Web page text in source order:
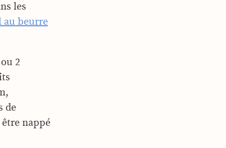
les
au beurre
2
de
nappé